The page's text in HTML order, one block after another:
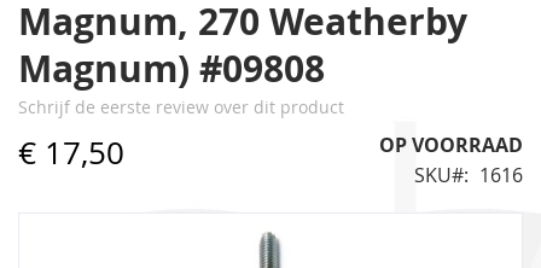
Magnum, 270 Weatherby
Magnum) #09808
Schrijf de eerste review over dit product
€ 17,50
OP VOORRAAD
SKU
1616